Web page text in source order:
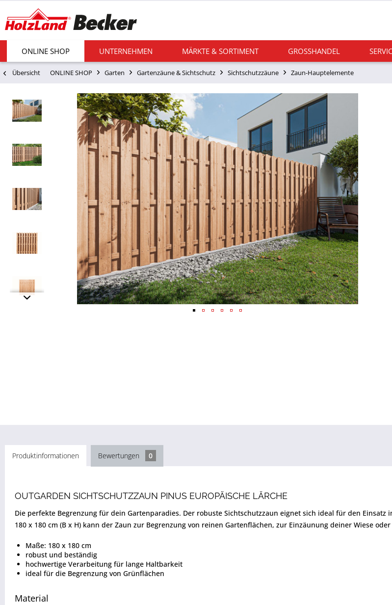
ONLINE SHOP UNTERNEHMEN MÄRKTE & SORTIMENT GROSSHANDEL
Übersicht ONLINE SHOP Garten Gartenzäune & Sichtschutz Sichtschutzzäune Zaun-Hauptelemente
Produktinformationen Bewertungen 0
OUTGARDEN SICHTSCHUTZZAUN PINUS EUROPÄISCHE LÄRCHE
Die perfekte Begrenzung für dein Gartenparadies. Der robuste Sichtschutzzaun eignet sich ideal für den
180 x 180 cm (B x H) kann der Zaun zur Begrenzung von reinen Gartenflächen, zur Einzäunung deiner Wiese
Maße: 180 x 180 cm
robust und beständig
hochwertige Verarbeitung für lange Haltbarkeit
ideal für die Begrenzung von Grünflächen
Material